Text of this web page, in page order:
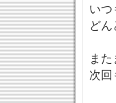
いつ
ど
ま
次回